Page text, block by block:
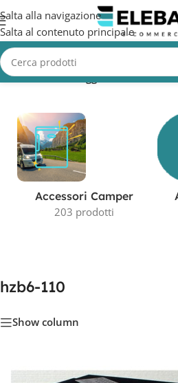
Salta alla navigazione
Salta al contenuto principale
Home/Prodotti taggati “hzb6-110”
Accessori Camper
203 prodotti
hzb6-110
Show column